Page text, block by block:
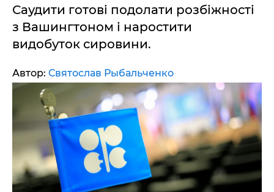
Саудити готові подолати розбіжності
з Вашингтоном і наростити
видобуток сировини.
Автор: Святослав Рыбальченко